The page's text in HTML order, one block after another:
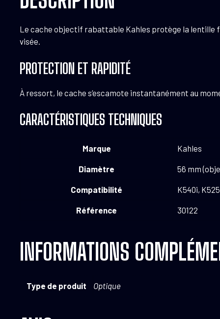
Le cache objectif rabattable Kahles protège la lentille
visée.
PROTECTION ET RAPIDITÉ
À ressort, le cache s’escamote instantanément au
CARACTÉRISTIQUES TECHNIQUES
Marque Kahles
Diamètre 56 mm
Compatibilité K540i,
Référence 30122
INFORMATIONS
Type de produit Optique